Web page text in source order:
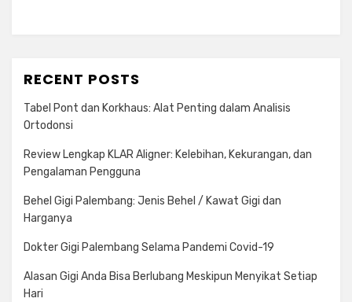
RECENT POSTS
Tabel Pont dan Korkhaus: Alat Penting dalam Analisis
Ortodonsi
Review Lengkap KLAR Aligner: Kelebihan, Kekurangan, dan
Pengalaman Pengguna
Behel Gigi Palembang: Jenis Behel / Kawat Gigi dan
Harganya
Dokter Gigi Palembang Selama Pandemi Covid-19
Alasan Gigi Anda Bisa Berlubang Meskipun Menyikat Setiap
Hari